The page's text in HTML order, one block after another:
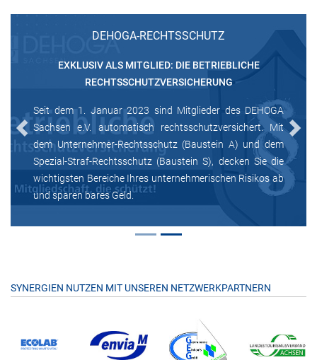
DEHOGA-RECHTSSCHUTZ
EXKLUSIV ALS MITGLIED: DIE BETRIEBLICHE
RECHTSSCHUTZVERSICHERUNG
Seit dem 1. Januar 2023 sind Mitglieder des DEHOGA
Sachsen e.V. automatisch rechtsschutzversichert. Mit
dem Unternehmer-Rechtsschutz (Baustein A) und dem
Spezial-Straf-Rechtsschutz (Baustein S), decken Sie die
wichtigsten Bereiche Ihres unternehmerischen Risikos ab
und sparen bares Geld.
Previous Next
SYNERGIEN NUTZEN MIT UNSEREN NETZWERKPARTNERN